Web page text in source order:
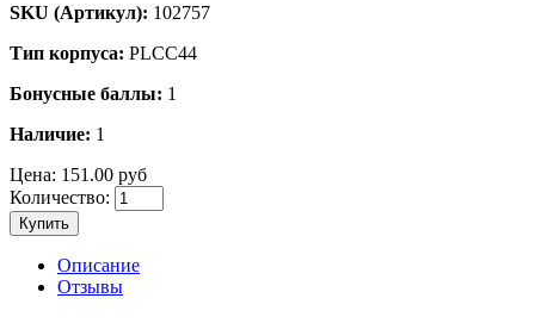
SKU (Артикул): 102757
Тип корпуса: PLCC44
Бонусные баллы: 1
Наличие: 1
Цена: 151.00 руб
Количество:
Купить
Описание
Отзывы